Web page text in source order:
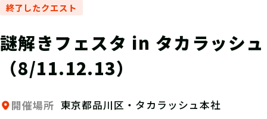
終了したクエスト
謎解きフェスタ in タカラッシュ
（8/11.12.13）
開催場所 東京都品川区・タカラッシュ本社